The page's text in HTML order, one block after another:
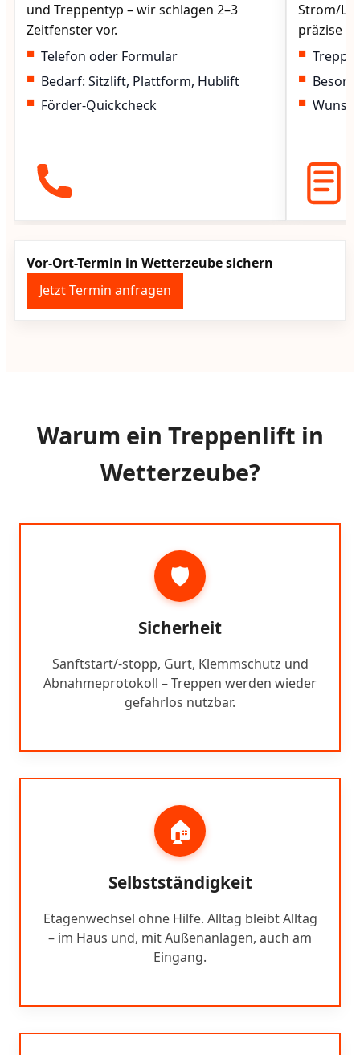
und Treppentyp – wir schlagen 2–3
Zeitfenster vor.
Telefon oder Formular
Bedarf: Sitzlift, Plattform, Hublift
Förder-Quickcheck
Strom/
präzise
Vor-Ort-Termin in Wetterzeube sichern
Jetzt Termin anfragen
Warum ein Treppenlift in
Wetterzeube?
🛡️
Sicherheit
Sanftstart/-stopp, Gurt, Klemmschutz und
Abnahmeprotokoll – Treppen werden wieder
gefahrlos nutzbar.
🏠
Selbstständigkeit
Etagenwechsel ohne Hilfe. Alltag bleibt Alltag
– im Haus und, mit Außenanlagen, auch am
Eingang.